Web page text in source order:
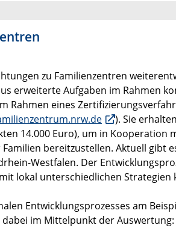
zu Familienzentren
erweiterte Aufgaben im Rahmen
Rahmen eines
). Sie
14.000 Euro), um in Kooperation
bereitzustellen. Aktuell gibt
Westfalen. Der
lokal unterschiedlichen
Entwicklungsprozesses am
im Mittelpunkt der Auswertung: